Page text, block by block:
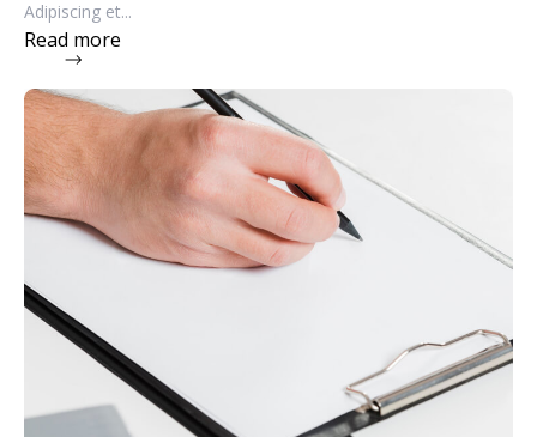
Adipiscing et...
Read more